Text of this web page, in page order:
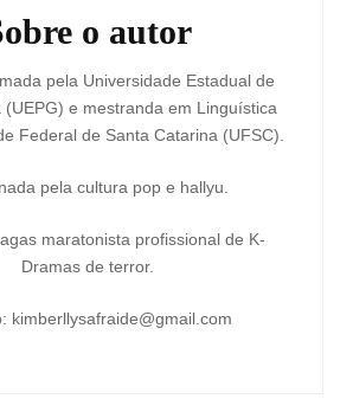
o autor
pela Universidade Estadual de
(UEPG) e mestranda em Linguística
Federal de Santa Catarina (UFSC).
pela cultura pop e hallyu.
maratonista profissional de K-
Dramas de terror.
kimberllysafraide@gmail.com